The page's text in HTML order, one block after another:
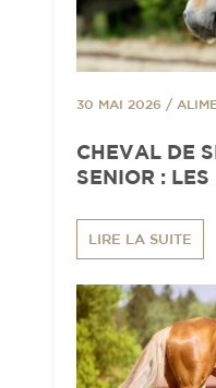
30 MAI 2026 /
CHEVAL DE
SENIOR : LES
LIRE LA SUITE